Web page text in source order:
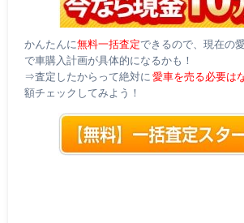
かんたんに無料一括査定できるので、現在の
で車購入計画が具体的になるかも！
⇒査定したからって絶対に愛車を売る必要は
額チェックしてみよう！